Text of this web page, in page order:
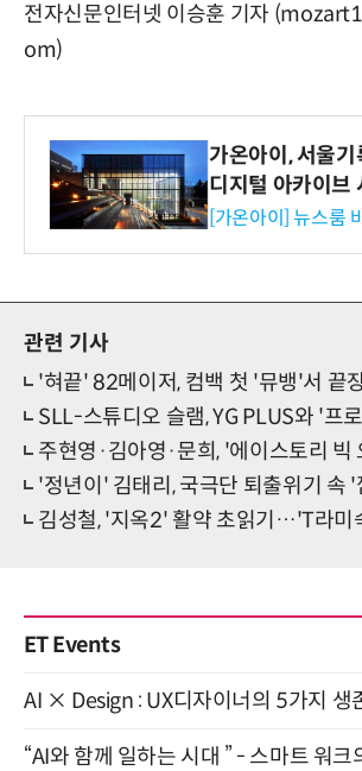
전자신문인터넷 이승훈 기자
om)
가온아이, 서울기
디지털 아카이브
수행
[가온아이] 뉴스룸
관련 기사
'혀끝' 82메이저, 컴백 첫 '뮤뱅'서 끝
SLL-스튜디오 슬램, YG PLUS와 '프로젝트7'
주현영·김아영·문희, '에이스토리 빅
'정년이' 김태리, 국극단 퇴출위기 속 '깜짝 탈춤'…3
김성철, '지옥2' 활약 초읽기…'T라미숙해→새진리
ET Events